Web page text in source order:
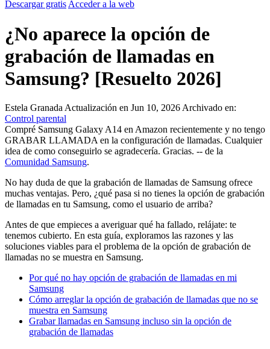
Descargar gratisAcceder a la web
¿No aparece la opción de
grabación de llamadas en
Samsung? [Resuelto 2026]
Estela Granada Actualización en Jun 10, 2026 Archivado en:
Control parental
Compré Samsung Galaxy A14 en Amazon recientemente y no tengo
GRABAR LLAMADA en la configuración de llamadas. Cualquier
idea de como conseguirlo se agradecería. Gracias. -- de la
Comunidad Samsung.
No hay duda de que la grabación de llamadas de Samsung ofrece
muchas ventajas. Pero, ¿qué pasa si no tienes la opción de grabación
de llamadas en tu Samsung, como el usuario de arriba?
Antes de que empieces a averiguar qué ha fallado, relájate: te
tenemos cubierto. En esta guía, exploramos las razones y las
soluciones viables para el problema de la opción de grabación de
llamadas no se muestra en Samsung.
Por qué no hay opción de grabación de llamadas en mi
Samsung
Cómo arreglar la opción de grabación de llamadas que no se
muestra en Samsung
Grabar llamadas en Samsung incluso sin la opción de
grabación de llamadas